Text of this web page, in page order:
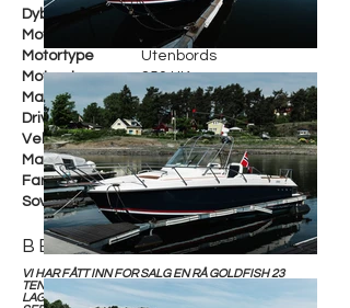
Dybde
70 cm
Motorfabrikant
Evinrude E-Tec G2 H.O
Motortype
Utenbords
Motorstr.
250 HK
Maks fart
59 knop
Drivstoff
Bensin
Vekt
1 265 KG
Materiale
Glassfiber
Farge
Hvit
Soveplasser
BESKRIVELSE
VI HAR FÅTT INN FOR SALG EN RÅ GOLDFISH 23
TENDER. BÅTEN ER MEGET VELHOLDT,
LAGRET INNENDØRS OG MED FULL